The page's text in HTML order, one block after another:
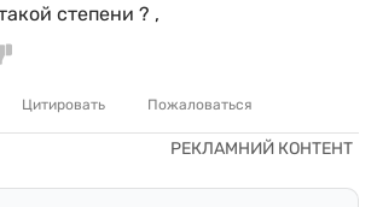
степени ? ,
Цитировать Пожаловаться